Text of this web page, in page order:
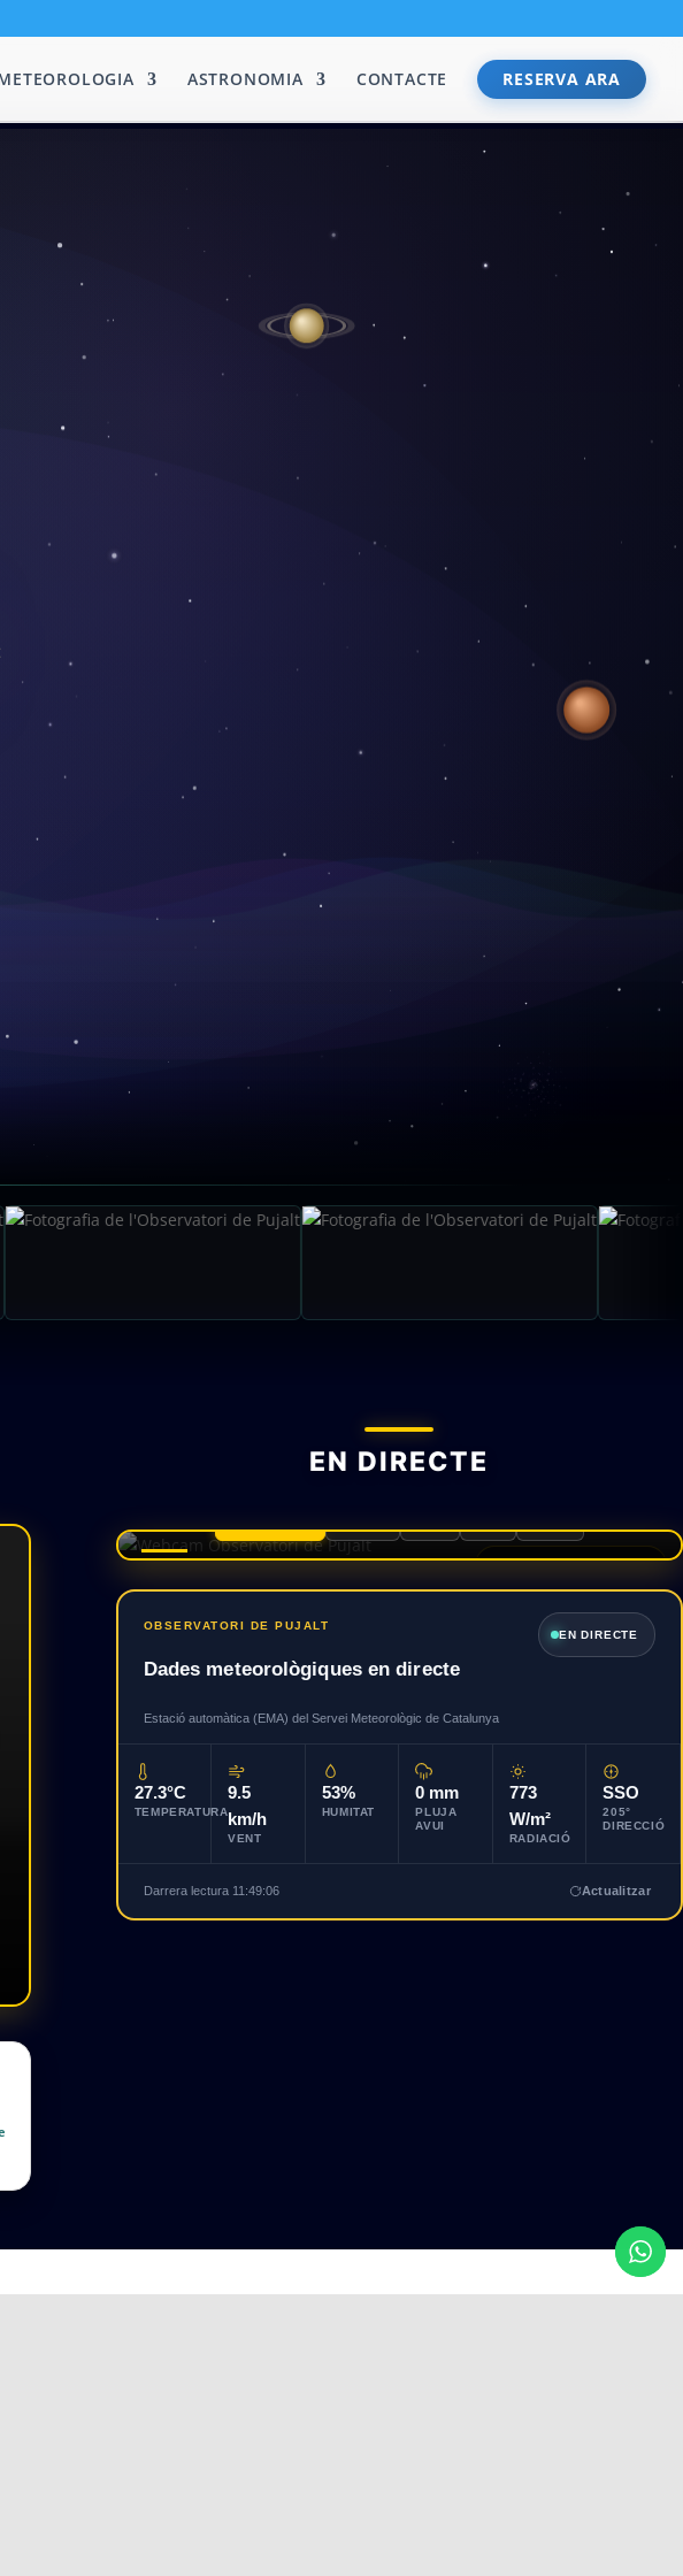
ASTRONOMIA CONTACTE RESERVA ARA
EN DIRECTE
🔍 CLICA PER AMPLIAR
OBSERVATORI DE PUJALT
Dades meteorològiques en directe
Estació automàtica (EMA) del Servei Meteorològic de Catalunya
EN DIRECTE
27.3°C
TEMPERATURA
9.5
km/h
VENT
53%
HUMITAT
0 mm
PLUJA
AVUI
773
W/m²
RADIACIÓ
SSO
205°
DIRECCIÓ
Darrera lectura 11:49:06 Actualitzar